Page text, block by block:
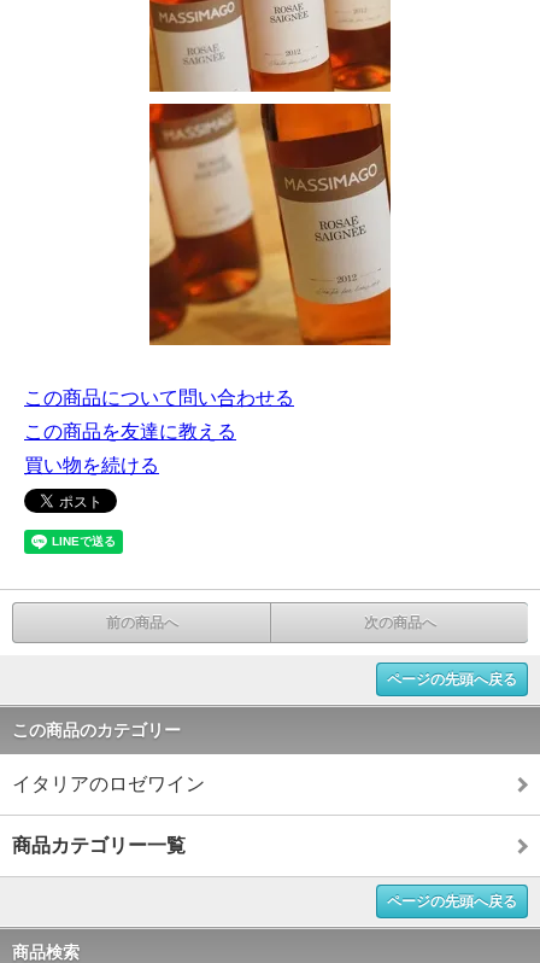
この商品について問い合わせる
この商品を友達に教える
買い物を続ける
前の商品へ 次の商品へ
ページの先頭へ戻る
この商品のカテゴリー
イタリアのロゼワイン
商品カテゴリー一覧
ページの先頭へ戻る
商品検索